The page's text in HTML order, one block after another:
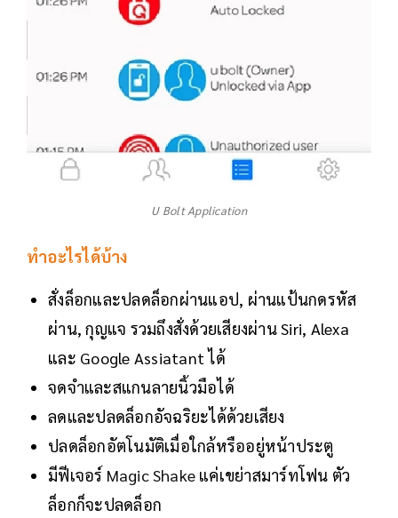
U Bolt Application
ทำอะไรได้บ้าง
สั่งล็อกและปลดล็อกผ่านแอป, ผ่านแป้นกดรหัส
ผ่าน, กุญแจ รวมถึงสั่งด้วยเสียงผ่าน Siri, Alexa
และ Google Assiatant ได้
จดจำและสแกนลายนิ้วมือได้
ลดและปลดล็อกอัจฉริยะได้ด้วยเสียง
ปลดล็อกอัตโนมัติเมื่อใกล้หรืออยู่หน้าประตู
มีฟีเจอร์ Magic Shakeแค่เขย่าสมาร์ทโฟน ตัว
ล็อกก็จะปลดล็อก